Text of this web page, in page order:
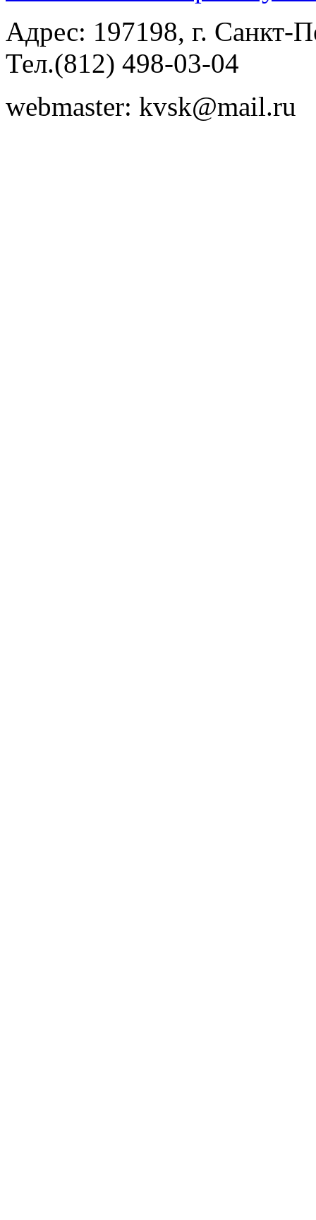
Адрес: 197198, г. Санкт-
Тел.(812) 498-03-04
webmaster: kvsk@mail.ru